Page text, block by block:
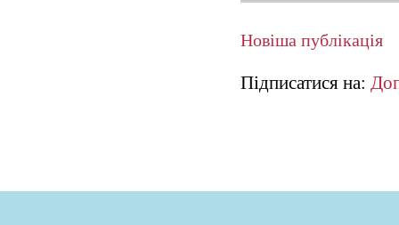
Новіша публікація
Підписатися на: